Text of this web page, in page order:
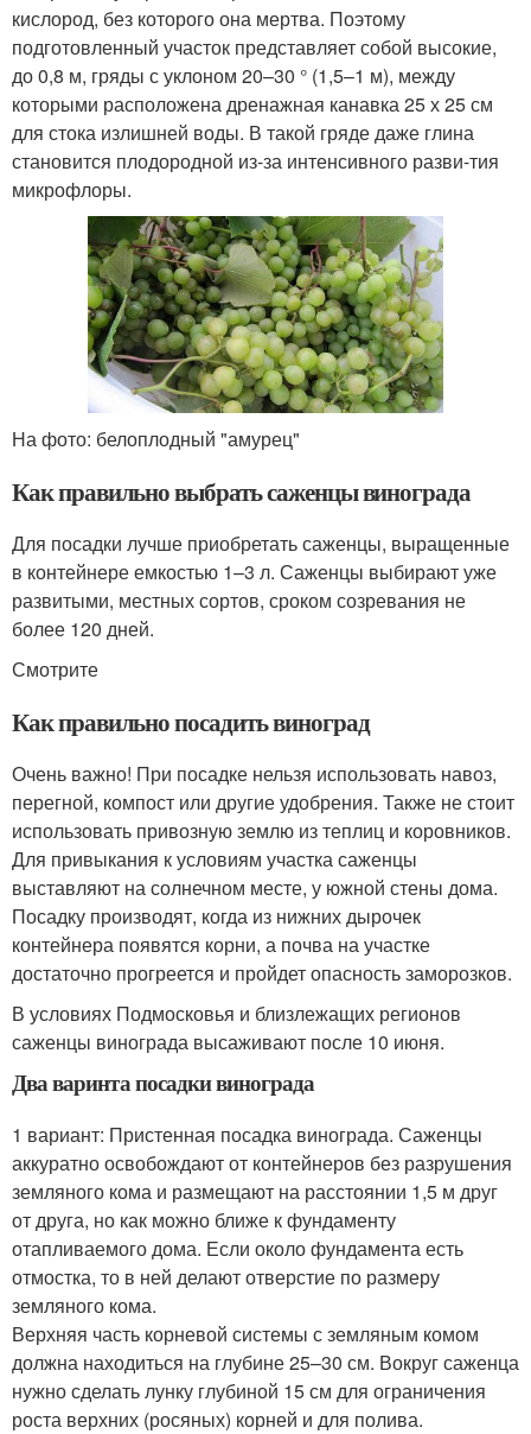
кислород, без которого она мертва. Поэтому
подготовленный участок представляет собой высокие,
до 0,8 м, гряды с уклоном 20–30 ° (1,5–1 м), между
которыми расположена дренажная канавка 25 х 25 см
для стока излишней воды. В такой гряде даже глина
становится плодородной из-за интенсивного разви-тия
микрофлоры.
На фото: белоплодный "амурец"
Как правильно выбрать саженцы винограда
Для посадки лучше приобретать саженцы, выращенные
в контейнере емкостью 1–3 л. Саженцы выбирают уже
развитыми, местных сортов, сроком созревания не
более 120 дней.
Смотрите
Как правильно посадить виноград
Очень важно! При посадке нельзя использовать навоз,
перегной, компост или другие удобрения. Также не стоит
использовать привозную землю из теплиц и коровников.
Для привыкания к условиям участка саженцы
выставляют на солнечном месте, у южной стены дома.
Посадку производят, когда из нижних дырочек
контейнера появятся корни, а почва на участке
достаточно прогреется и пройдет опасность заморозков.
В условиях Подмосковья и близлежащих регионов
саженцы винограда высаживают после 10 июня.
Два варинта посадки винограда
1 вариант: Пристенная посадка винограда. Саженцы
аккуратно освобождают от контейнеров без разрушения
земляного кома и размещают на расстоянии 1,5 м друг
от друга, но как можно ближе к фундаменту
отапливаемого дома. Если около фундамента есть
отмостка, то в ней делают отверстие по размеру
земляного кома.
Верхняя часть корневой системы с земляным комом
должна находиться на глубине 25–30 см. Вокруг саженца
нужно сделать лунку глубиной 15 см для ограничения
роста верхних (росяных) корней и для полива.